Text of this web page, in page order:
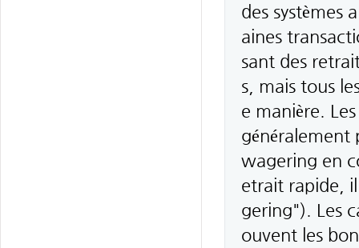
des systèmes
aines
sant des
s, mais tous
e manière.
généralement
wagering en
etrait rapide,
gering"). Les
ouvent les